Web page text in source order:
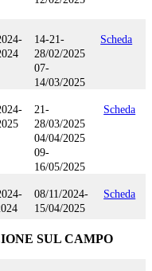
14-21-
28/02/2025
07-
14/03/2025
Scheda
21-
28/03/2025
04/04/2025
09-
16/05/2025
Scheda
08/11/2024-
15/04/2025
Scheda
SUL CAMPO